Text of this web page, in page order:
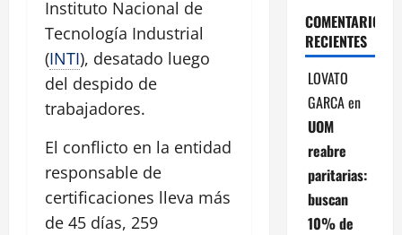
Instituto Nacional de
Tecnología Industrial
(INTI), desatado luego
del despido de
trabajadores.
El conflicto en la entidad
responsable de
certificaciones lleva más
de 45 días, 259
COMENTARIOS
RECIENTES
LOVATO
GARCAen
UOM
reabre
paritarias:
buscan
10% de